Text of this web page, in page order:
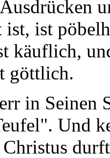
ist, ist
käuflich,
göttlich.
in Seinen
Und